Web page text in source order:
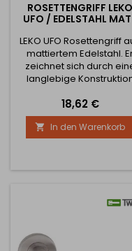
ROSETTENGRIFF LEKO
UFO / EDELSTAHL
LEKO UFO Rosettengriff
mattiertem Edelstahl.
zeichnet sich durch
langlebige
Verarbeitungsqualität
Geeignet für Bereiche
hoher Frequenz der
Nutzung (Wohnungen,
Preis
18,62 €
 In den Warenkorb